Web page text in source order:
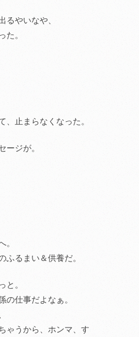
るやいなや、
た。
、止まらなくなった。
ージが。
。
ふるまい＆供養だ。
と。
の仕事だよなぁ。
ゃうから、ホンマ、す